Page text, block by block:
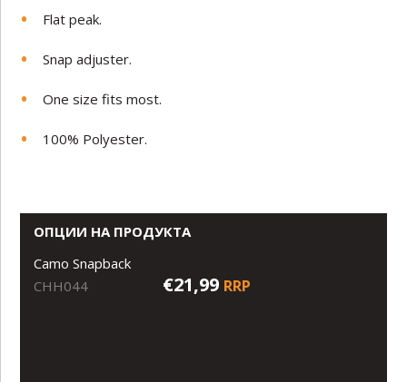
Flat peak.
Snap adjuster.
One size fits most.
100% Polyester.
ОПЦИИ НА ПРОДУКТА
Camo Snapback
CHH044
€21,99 RRP